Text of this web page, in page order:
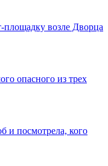
возле Дворца
опасного из трех
и посмотрела, кого